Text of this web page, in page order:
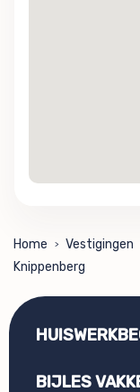
Home > Vestigingen
Knippenberg
BIJLES